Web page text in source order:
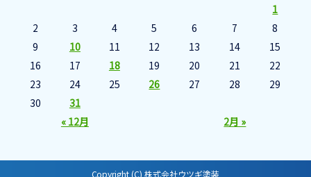
« 12月 2月 »
1
2
3 4 5 6 7
8
9
10 11 12 13 14
15
16
17 18 19 20 21
22
23
24 25 26 27 28
29
30
31
Copyright (C) 株式会社ウツギ塗装